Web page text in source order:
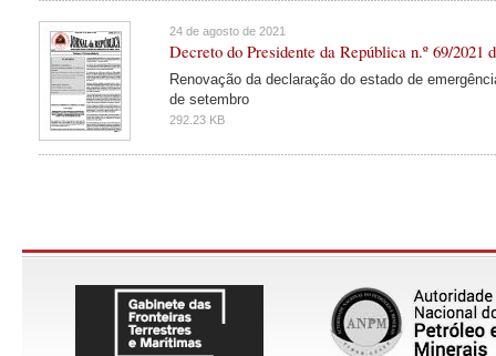
24 de agosto de 2021
Decreto do Presidente da República n.º 69/2021
Renovação da declaração do estado de
de setembro
292.23 KB